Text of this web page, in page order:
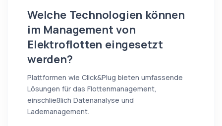
Welche Technologien können
im Management von
Elektroflotten eingesetzt
werden?
Plattformen wie Click&Plug bieten umfassende
Lösungen für das Flottenmanagement,
einschließlich Datenanalyse und
Lademanagement.